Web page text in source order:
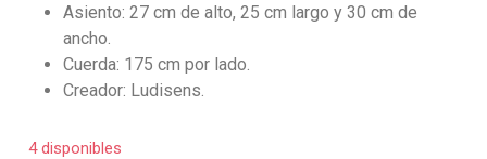
Asiento: 27 cm de alto, 25 cm largo y 30 cm de
ancho.
Cuerda: 175 cm por lado.
Creador: Ludisens.
4 disponibles